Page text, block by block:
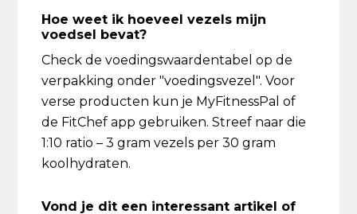
Hoe weet ik hoeveel vezels mijn
voedsel bevat?
Check de voedingswaardentabel op de
verpakking onder "voedingsvezel". Voor
verse producten kun je MyFitnessPal of
de FitChef app gebruiken. Streef naar die
1:10 ratio – 3 gram vezels per 30 gram
koolhydraten.
Vond je dit een interessant artikel of